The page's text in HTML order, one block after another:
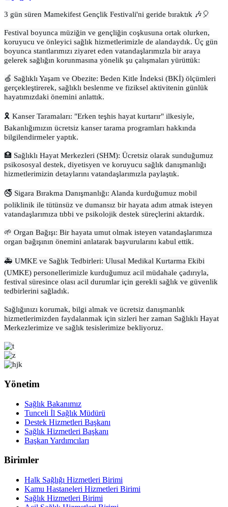
3 gün süren Mamekifest Gençlik Festivali'ni geride bıraktık 🎶🎈
Festival boyunca müziğin ve gençliğin coşkusuna ortak olurken,
koruyucu ve önleyici sağlık hizmetlerimizle de alandaydık. Üç gün
boyunca stantlarımızı ziyaret eden vatandaşlarımızla bir araya
gelerek sağlığın korunmasına yönelik şu çalışmaları yürüttük:
🍏 Sağlıklı Yaşam ve Obezite: Beden Kitle İndeksi (BKİ) ölçümleri
gerçekleştirerek, sağlıklı beslenme ve fiziksel aktivitenin günlük
hayatımızdaki önemini anlattık.
🎗️ Kanser Taramaları: "Erken teşhis hayat kurtarır" ilkesiyle,
Bakanlığımızın ücretsiz kanser tarama programları hakkında
bilgilendirmeler yaptık.
🏥 Sağlıklı Hayat Merkezleri (SHM): Ücretsiz olarak sunduğumuz
psikososyal destek, diyetisyen ve koruyucu sağlık danışmanlığı
hizmetlerimizin detaylarını vatandaşlarımızla paylaştık.
🚭 Sigara Bırakma Danışmanlığı: Alanda kurduğumuz mobil
poliklinik ile tütünsüz ve dumansız bir hayata adım atmak isteyen
vatandaşlarımıza tıbbi ve psikolojik destek süreçlerini aktardık.
🌱 Organ Bağışı: Bir hayata umut olmak isteyen vatandaşlarımıza
organ bağışının önemini anlatarak başvurularını kabul ettik.
🚑 UMKE ve Sağlık Tedbirleri: Ulusal Medikal Kurtarma Ekibi
(UMKE) personellerimizle kurduğumuz acil müdahale çadırıyla,
festival süresince olası acil durumlar için gerekli sağlık ve güvenlik
tedbirlerini sağladık.
Sağlığınızı korumak, bilgi almak ve ücretsiz danışmanlık
hizmetlerimizden faydalanmak için sizleri her zaman Sağlıklı Hayat
Merkezlerimize ve sağlık tesislerimize bekliyoruz.
Yönetim
Sağlık Bakanımız
Tunceli İl Sağlık Müdürü
Destek Hizmetleri Başkanı
Sağlık Hizmetleri Başkanı
Başkan Yardımcıları
Birimler
Halk Sağlığı Hizmetleri Birimi
Kamu Hastaneleri Hizmetleri Birimi
Sağlık Hizmetleri Birimi